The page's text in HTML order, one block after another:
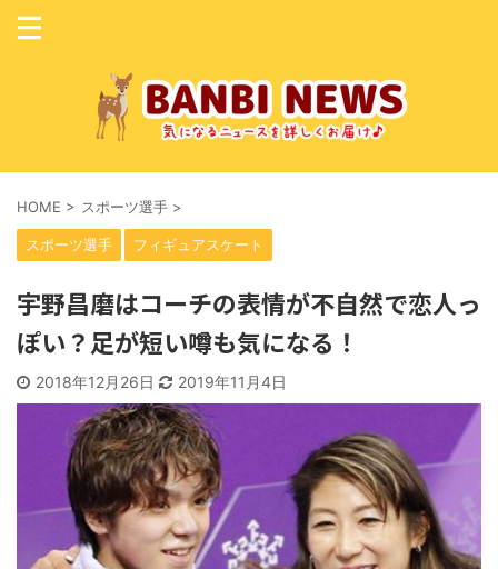
HOME > スポーツ選手 >
スポーツ選手 フィギュアスケート
宇野昌磨はコーチの表情が不自然で恋人っ
ぽい？足が短い噂も気になる！
2018年12月26日 2019年11月4日